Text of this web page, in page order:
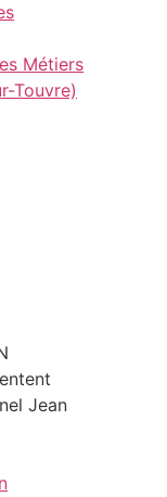
Métiers
Touvre)
Jean